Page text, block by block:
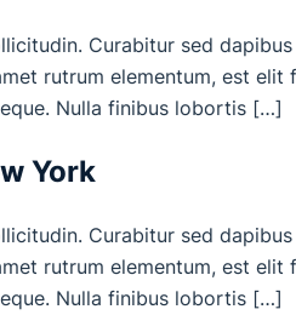
Curabitur sed
rutrum elementum, est
Nulla finibus lobortis […]
York
Curabitur sed
rutrum elementum, est
Nulla finibus lobortis […]